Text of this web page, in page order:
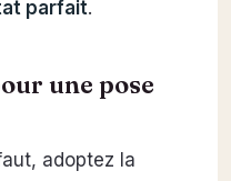
parfait.
une pose
adoptez la